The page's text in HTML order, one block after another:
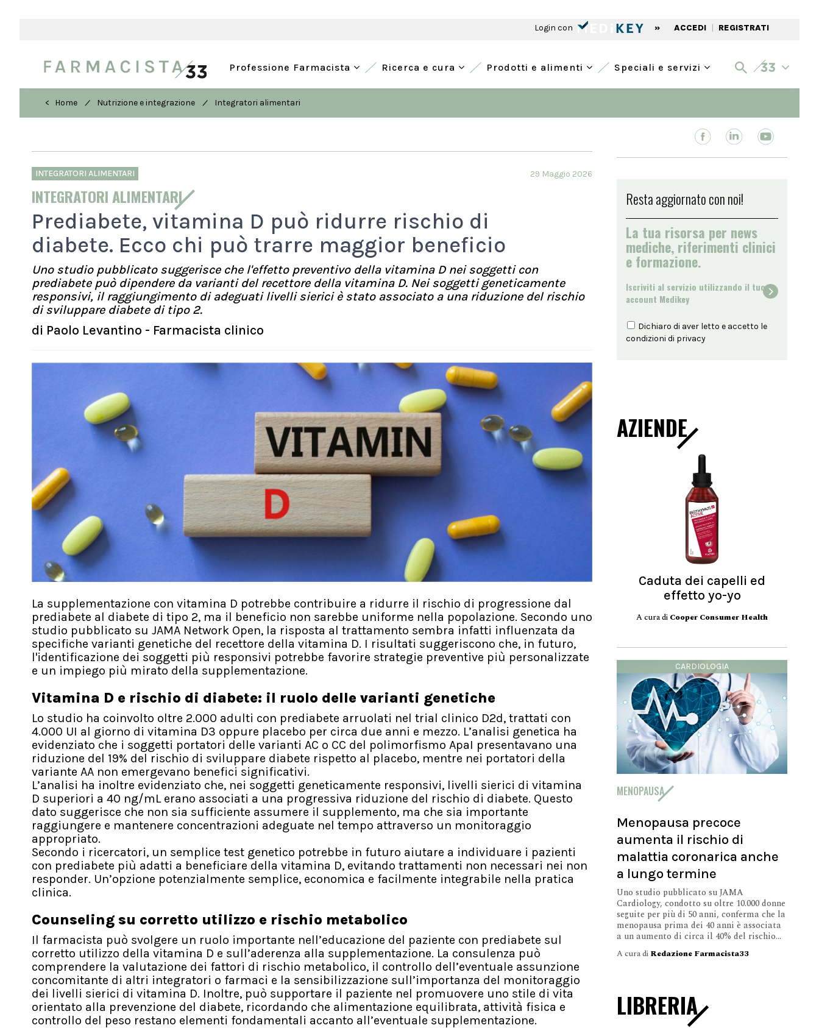
Login con » ACCEDI | REGISTRATI
Professione Farmacista Ricerca e cura Prodotti e alimenti Speciali e servizi
< Home / Nutrizione e integrazione / Integratori alimentari
INTEGRATORI ALIMENTARI
INTEGRATORI ALIMENTARI
29 Maggio 2026
Prediabete, vitamina D può ridurre rischio di
diabete. Ecco chi può trarre maggior beneficio
Uno studio pubblicato suggerisce che l'effetto preventivo della vitamina D nei soggetti con
prediabete può dipendere da varianti del recettore della vitamina D. Nei soggetti geneticamente
responsivi, il raggiungimento di adeguati livelli sierici è stato associato a una riduzione del rischio
di sviluppare diabete di tipo 2.
di Paolo Levantino - Farmacista clinico
La supplementazione con vitamina D potrebbe contribuire a ridurre il rischio di progressione dal
prediabete al diabete di tipo 2, ma il beneficio non sarebbe uniforme nella popolazione. Secondo uno
studio pubblicato su JAMA Network Open, la risposta al trattamento sembra infatti influenzata da
specifiche varianti genetiche del recettore della vitamina D. I risultati suggeriscono che, in futuro,
l'identificazione dei soggetti più responsivi potrebbe favorire strategie preventive più personalizzate
e un impiego più mirato della supplementazione.
Vitamina D e rischio di diabete: il ruolo delle varianti genetiche
Lo studio ha coinvolto oltre 2.000 adulti con prediabete arruolati nel trial clinico D2d, trattati con
4.000 UI al giorno di vitamina D3 oppure placebo per circa due anni e mezzo. L’analisi genetica ha
evidenziato che i soggetti portatori delle varianti AC o CC del polimorfismo ApaI presentavano una
riduzione del 19% del rischio di sviluppare diabete rispetto al placebo, mentre nei portatori della
variante AA non emergevano benefici significativi.
L’analisi ha inoltre evidenziato che, nei soggetti geneticamente responsivi, livelli sierici di vitamina
D superiori a 40 ng/mL erano associati a una progressiva riduzione del rischio di diabete. Questo
dato suggerisce che non sia sufficiente assumere il supplemento, ma che sia importante
raggiungere e mantenere concentrazioni adeguate nel tempo attraverso un monitoraggio
appropriato.
Secondo i ricercatori, un semplice test genetico potrebbe in futuro aiutare a individuare i pazienti
con prediabete più adatti a beneficiare della vitamina D, evitando trattamenti non necessari nei non
responder. Un’opzione potenzialmente semplice, economica e facilmente integrabile nella pratica
clinica.
Counseling su corretto utilizzo e rischio metabolico
Il farmacista può svolgere un ruolo importante nell’educazione del paziente con prediabete sul
corretto utilizzo della vitamina D e sull’aderenza alla supplementazione. La consulenza può
comprendere la valutazione dei fattori di rischio metabolico, il controllo dell’eventuale assunzione
concomitante di altri integratori o farmaci e la sensibilizzazione sull’importanza del monitoraggio
dei livelli sierici di vitamina D. Inoltre, può supportare il paziente nel promuovere uno stile di vita
orientato alla prevenzione del diabete, ricordando che alimentazione equilibrata, attività fisica e
controllo del peso restano elementi fondamentali accanto all’eventuale supplementazione.
Resta aggiornato con noi!
La tua risorsa per news
mediche, riferimenti clinici
e formazione.
Iscriviti al servizio utilizzando il tuo
account Medikey
Dichiaro di aver letto e accetto le
condizioni di privacy
AZIENDE
Caduta dei capelli ed
effetto yo-yo
A cura di Cooper Consumer Health
CARDIOLOGIA
MENOPAUSA
Menopausa precoce
aumenta il rischio di
malattia coronarica anche
a lungo termine
Uno studio pubblicato su JAMA
Cardiology, condotto su oltre 10.000 donne
seguite per più di 50 anni, conferma che la
menopausa prima dei 40 anni è associata
a un aumento di circa il 40% del rischio...
A cura di Redazione Farmacista33
LIBRERIA